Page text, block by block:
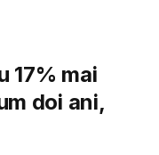
17% mai
doi ani,